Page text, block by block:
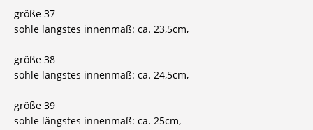
größe 37
sohle längstes innenmaß: ca. 23,5cm,
größe 38
sohle längstes innenmaß: ca. 24,5cm,
größe 39
sohle längstes innenmaß: ca. 25cm,